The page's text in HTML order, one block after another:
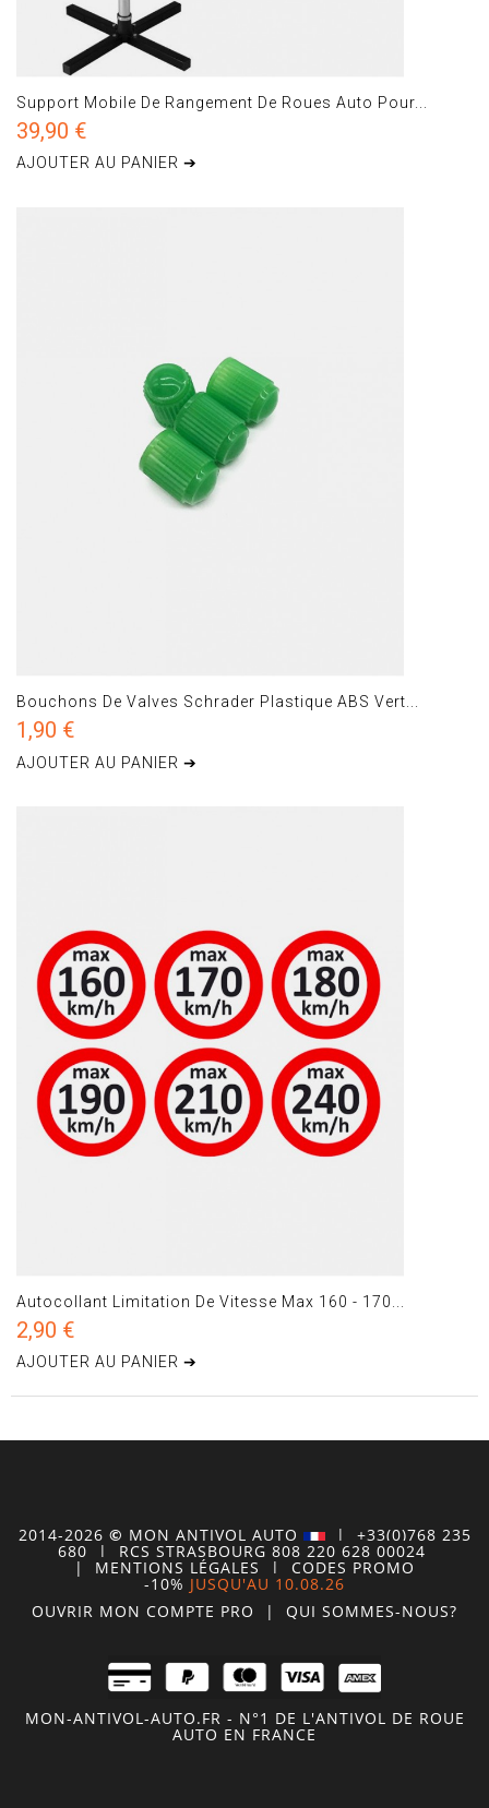
Support Mobile De Rangement De Roues Auto Pour...
39,90 €
AJOUTER AU PANIER ➔
Bouchons De Valves Schrader Plastique ABS Vert...
1,90 €
AJOUTER AU PANIER ➔
Autocollant Limitation De Vitesse Max 160 - 170...
2,90 €
AJOUTER AU PANIER ➔
2014-2026 © MON ANTIVOL AUTO | +33(0)768 235
680 | RCS STRASBOURG 808 220 628 00024
| MENTIONS LÉGALES | CODES PROMO
-10% JUSQU'AU 10.08.26
OUVRIR MON COMPTE PRO | QUI SOMMES-NOUS?
MON-ANTIVOL-AUTO.FR - N°1 DE L'ANTIVOL DE ROUE
AUTO EN FRANCE